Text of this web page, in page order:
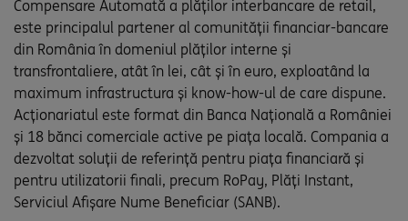
Compensare Automată a plăților interbancare de retail,
este principalul partener al comunității financiar-bancare
din România în domeniul plăților interne și
transfrontaliere, atât în lei, cât și în euro, exploatând la
maximum infrastructura şi know-how-ul de care dispune.
Acționariatul este format din Banca Națională a României
și 18 bănci comerciale active pe piața locală. Compania a
dezvoltat soluții de referință pentru piața financiară și
pentru utilizatorii finali, precum RoPay, Plăți Instant,
Serviciul Afișare Nume Beneficiar (SANB).